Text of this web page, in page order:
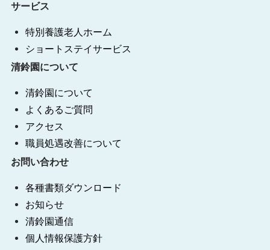
サービス
特別養護老人ホーム
ショートステイサービス
清鈴園について
清鈴園について
よくあるご質問
アクセス
職員処遇改善について
お問い合わせ
各種書類ダウンロード
お知らせ
清鈴園通信
個人情報保護方針